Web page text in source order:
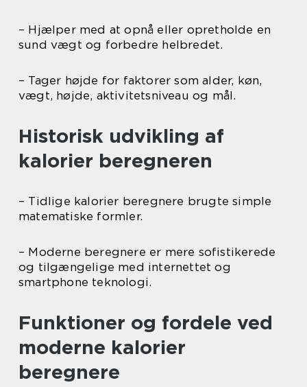
– Hjælper med at opnå eller opretholde en
sund vægt og forbedre helbredet.
– Tager højde for faktorer som alder, køn,
vægt, højde, aktivitetsniveau og mål.
Historisk udvikling af
kalorier beregneren
– Tidlige kalorier beregnere brugte simple
matematiske formler.
– Moderne beregnere er mere sofistikerede
og tilgængelige med internettet og
smartphone teknologi.
Funktioner og fordele ved
moderne kalorier
beregnere